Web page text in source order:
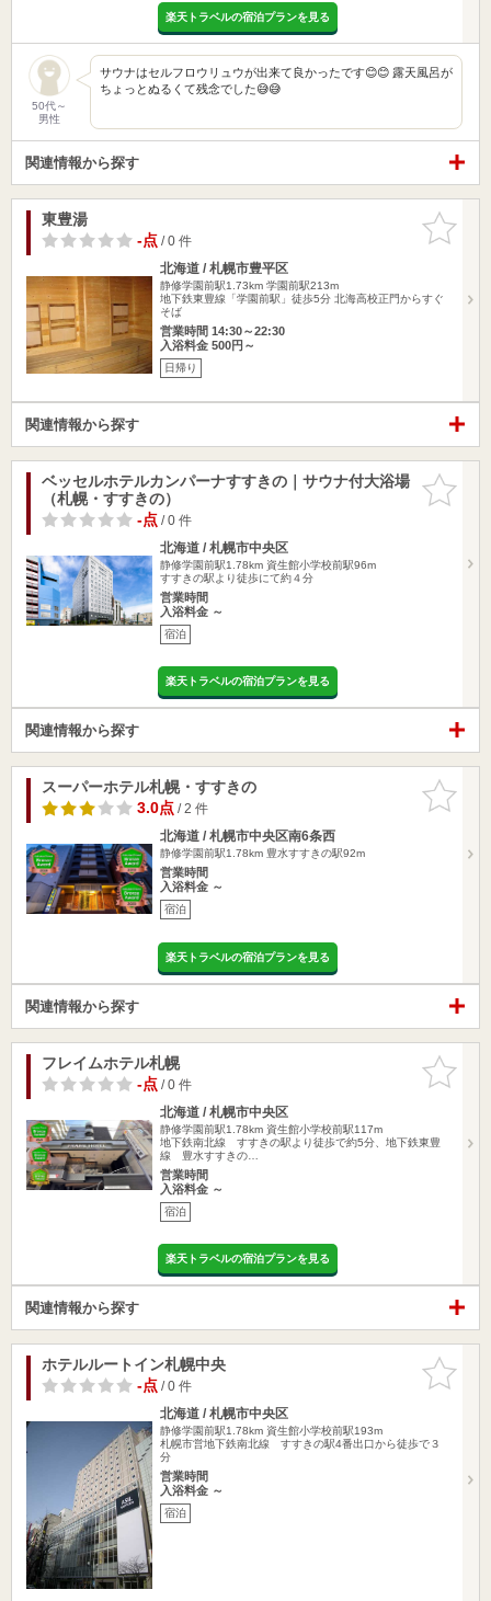
楽天トラベルの宿泊プランを見る
50代～
男性
サウナはセルフロウリュウが出来て良かったです😊😊 露天風呂が
ちょっとぬるくて残念でした😅😅
関連情報から探す
お気に入
りに追加
東豊湯
-点/ 0 件
北海道 / 札幌市豊平区
静修学園前駅1.73km 学園前駅213m
地下鉄東豊線「学園前駅」徒歩5分 北海高校正門からすぐ
そば
営業時間 14:30～22:30
入浴料金 500円～
日帰り
関連情報から探す
お気に入
りに追加
ベッセルホテルカンパーナすすきの｜サウナ付大浴場
（札幌・すすきの）
-点/ 0 件
北海道 / 札幌市中央区
静修学園前駅1.78km 資生館小学校前駅96m
すすきの駅より徒歩にて約４分
営業時間
入浴料金 ～
宿泊
楽天トラベルの宿泊プランを見る
関連情報から探す
お気に入
りに追加
スーパーホテル札幌・すすきの
3.0点/ 2 件
北海道 / 札幌市中央区南6条西
静修学園前駅1.78km 豊水すすきの駅92m
営業時間
入浴料金 ～
宿泊
楽天トラベルの宿泊プランを見る
関連情報から探す
お気に入
りに追加
フレイムホテル札幌
-点/ 0 件
北海道 / 札幌市中央区
静修学園前駅1.78km 資生館小学校前駅117m
地下鉄南北線 すすきの駅より徒歩で約5分、地下鉄東豊
線 豊水すすきの…
営業時間
入浴料金 ～
宿泊
楽天トラベルの宿泊プランを見る
関連情報から探す
お気に入
りに追加
ホテルルートイン札幌中央
-点/ 0 件
北海道 / 札幌市中央区
静修学園前駅1.78km 資生館小学校前駅193m
札幌市営地下鉄南北線 すすきの駅4番出口から徒歩で３
分
営業時間
入浴料金 ～
宿泊